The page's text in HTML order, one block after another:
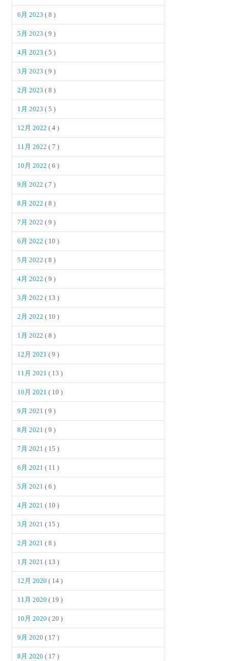
6月 2023( 8 )
5月 2023( 9 )
4月 2023( 5 )
3月 2023( 9 )
2月 2023( 8 )
1月 2023( 5 )
12月 2022( 4 )
11月 2022( 7 )
10月 2022( 6 )
9月 2022( 7 )
8月 2022( 8 )
7月 2022( 9 )
6月 2022( 10 )
5月 2022( 8 )
4月 2022( 9 )
3月 2022( 13 )
2月 2022( 10 )
1月 2022( 8 )
12月 2021( 9 )
11月 2021( 13 )
10月 2021( 10 )
9月 2021( 9 )
8月 2021( 9 )
7月 2021( 15 )
6月 2021( 11 )
5月 2021( 6 )
4月 2021( 10 )
3月 2021( 15 )
2月 2021( 8 )
1月 2021( 13 )
12月 2020( 14 )
11月 2020( 19 )
10月 2020( 20 )
9月 2020( 17 )
8月 2020( 17 )